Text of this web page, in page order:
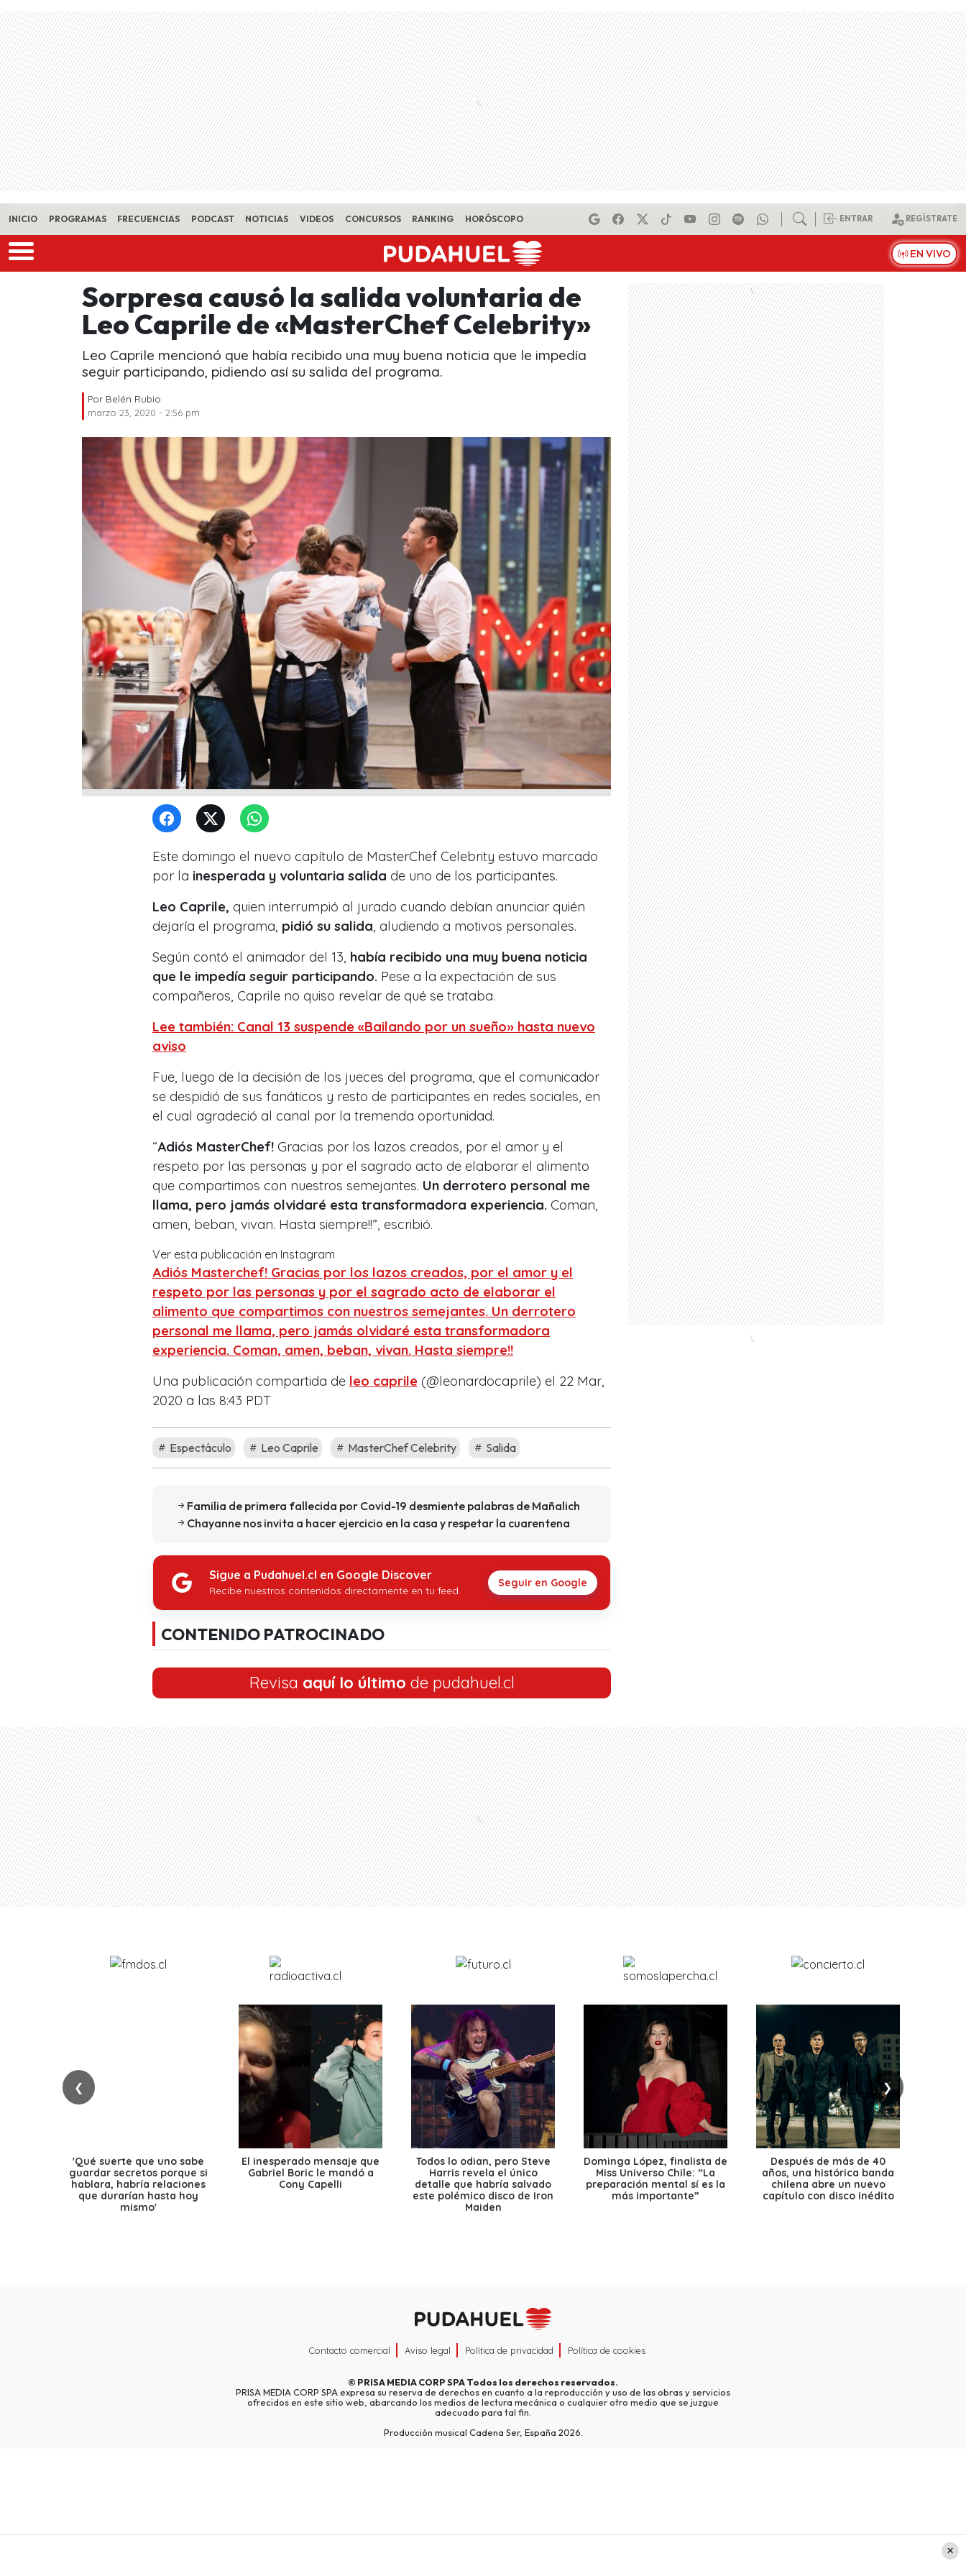
Skip to main content
INICIO PROGRAMAS FRECUENCIAS PODCAST NOTICIAS VIDEOS CONCURSOS RANKING HORÓSCOPO ENTRAR REGÍSTRATE
EN VIVO
Sorpresa causó la salida voluntaria de
Leo Caprile de «MasterChef Celebrity»
Leo Caprile mencionó que había recibido una muy buena noticia que le impedía
seguir participando, pidiendo así su salida del programa.
Por Belén Rubio
marzo 23, 2020 - 2:56 pm
Este domingo el nuevo capítulo de MasterChef Celebrity estuvo marcado
por la inesperada y voluntaria salida de uno de los participantes.
Leo Caprile, quien interrumpió al jurado cuando debían anunciar quién
dejaría el programa, pidió su salida, aludiendo a motivos personales.
Según contó el animador del 13, había recibido una muy buena noticia
que le impedía seguir participando. Pese a la expectación de sus
compañeros, Caprile no quiso revelar de qué se trataba.
Lee también: Canal 13 suspende «Bailando por un sueño» hasta nuevo
aviso
Fue, luego de la decisión de los jueces del programa, que el comunicador
se despidió de sus fanáticos y resto de participantes en redes sociales, en
el cual agradeció al canal por la tremenda oportunidad.
“Adiós MasterChef! Gracias por los lazos creados, por el amor y el
respeto por las personas y por el sagrado acto de elaborar el alimento
que compartimos con nuestros semejantes. Un derrotero personal me
llama, pero jamás olvidaré esta transformadora experiencia. Coman,
amen, beban, vivan. Hasta siempre!!”, escribió.
Ver esta publicación en Instagram
Adiós Masterchef! Gracias por los lazos creados, por el amor y el
respeto por las personas y por el sagrado acto de elaborar el
alimento que compartimos con nuestros semejantes. Un derrotero
personal me llama, pero jamás olvidaré esta transformadora
experiencia. Coman, amen, beban, vivan. Hasta siempre!!
Una publicación compartida de leo caprile (@leonardocaprile) el 22 Mar,
2020 a las 8:43 PDT
Espectáculo Leo Caprile MasterChef Celebrity Salida
Familia de primera fallecida por Covid-19 desmiente palabras de Mañalich
Chayanne nos invita a hacer ejercicio en la casa y respetar la cuarentena
Sigue a Pudahuel.cl en Google Discover
Recibe nuestros contenidos directamente en tu feed.
Seguir en Google
CONTENIDO PATROCINADO
Revisa aquí lo último de pudahuel.cl
❮ ❯
'Qué suerte que uno sabe
guardar secretos porque si
hablara, habría relaciones
que durarían hasta hoy
mismo'
El inesperado mensaje que
Gabriel Boric le mandó a
Cony Capelli
Todos lo odian, pero Steve
Harris revela el único
detalle que habría salvado
este polémico disco de Iron
Maiden
Dominga López, finalista de
Miss Universo Chile: “La
preparación mental sí es la
más importante”
Después de más de 40
años, una histórica banda
chilena abre un nuevo
capítulo con disco inédito
Contacto comercial Aviso legal Política de privacidad Política de cookies
© PRISA MEDIA CORP SPATodos los derechos reservados.
PRISA MEDIA CORP SPA expresa su reserva de derechos en cuanto a la reproducción y uso de las obras y servicios
ofrecidos en este sitio web, abarcando los medios de lectura mecánica o cualquier otro medio que se juzgue
adecuado para tal fin.
Producción musical Cadena Ser, España 2026.